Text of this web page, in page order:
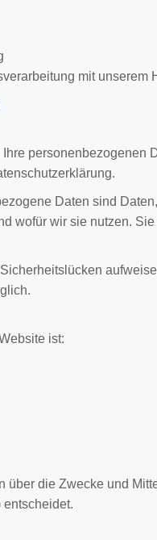
mit unserem
personenbezogenen
Daten sind
wofür wir sie nutzen.
ist:
die Zwecke und
entscheidet.